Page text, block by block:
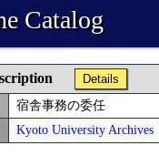
Catalog
Details
宿舎事務の委任
Kyoto University Archives